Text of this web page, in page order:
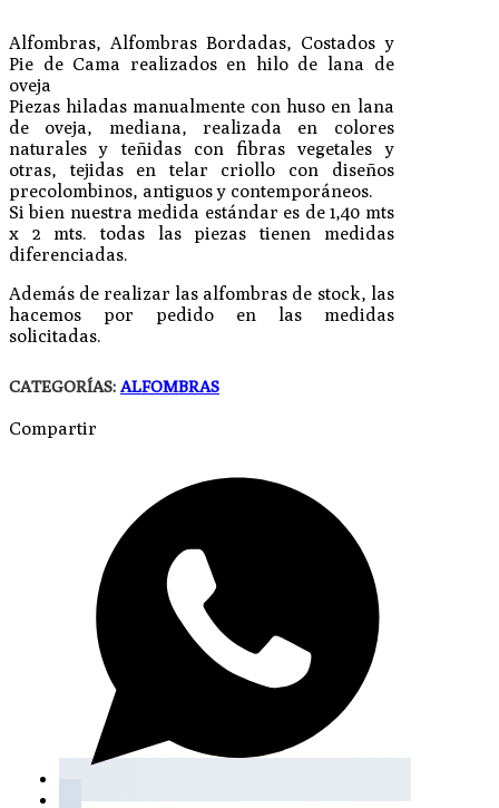
Alfombras, Alfombras Bordadas, Costados y
Pie de Cama realizados en hilo de lana de
oveja
Piezas hiladas manualmente con huso en lana
de oveja, mediana, realizada en colores
naturales y teñidas con fibras vegetales y
otras, tejidas en telar criollo con diseños
precolombinos, antiguos y contemporáneos.
Si bien nuestra medida estándar es de 1,40 mts
x 2 mts. todas las piezas tienen medidas
diferenciadas.
Además de realizar las alfombras de stock, las
hacemos por pedido en las medidas
solicitadas.
CATEGORÍAS: ALFOMBRAS
Compartir